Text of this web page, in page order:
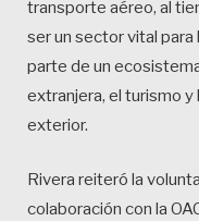
transporte aéreo, al
ser un sector vital para
parte de un
extranjera, el turismo y
exterior.
Rivera reiteró la
colaboración con la